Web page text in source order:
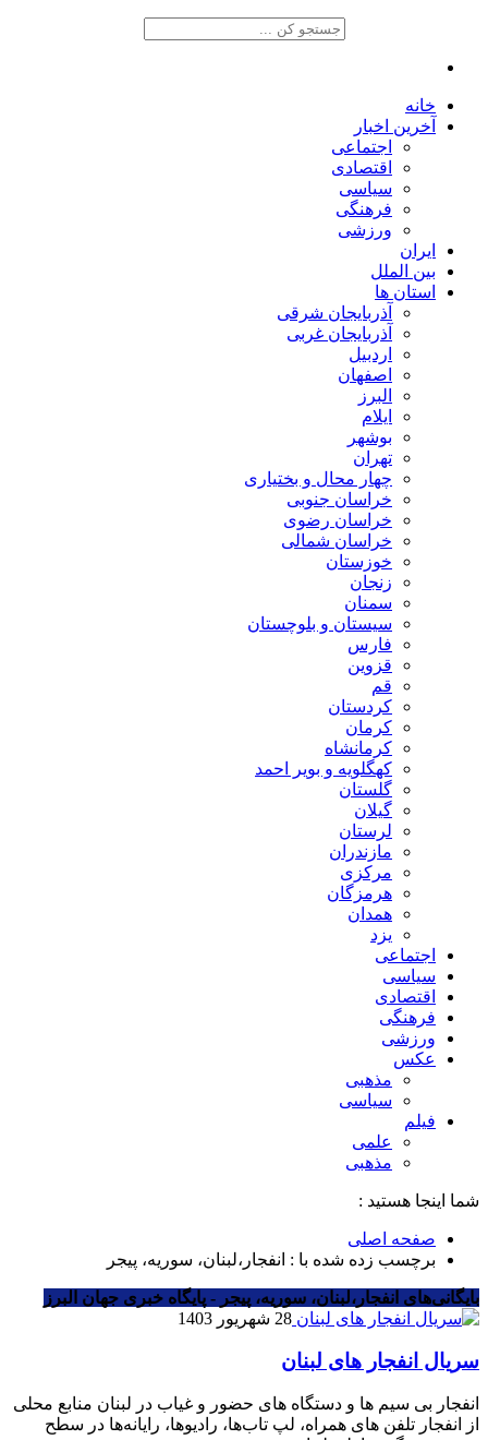
خانه
آخرین اخبار
اجتماعی
اقتصادی
سیاسی
فرهنگی
ورزشی
ایران
بین الملل
استان ها
آذربایجان شرقی
آذربایجان غربی
اردبیل
اصفهان
البرز
ایلام
بوشهر
تهران
چهار محال و بختیاری
خراسان جنوبی
خراسان رضوی
خراسان شمالی
خوزستان
زنجان
سمنان
سیستان و بلوچستان
فارس
قزوین
قم
کردستان
کرمان
کرمانشاه
کهگلویه و بویر احمد
گلستان
گیلان
لرستان
مازندران
مرکزی
هرمزگان
همدان
یزد
اجتماعی
سیاسی
اقتصادی
فرهنگی
ورزشی
عکس
مذهبی
سیاسی
فیلم
علمی
مذهبی
شما اینجا هستید :
صفحه اصلی
برچسب زده شده با : انفجار،لبنان، سوریه، پیجر
بایگانی‌های انفجار،لبنان، سوریه، پیجر - پایگاه خبری جهان البرز
28 شهریور 1403
سریال انفجار های لبنان
انفجار بی سیم ها و دستگاه های حضور و غیاب در لبنان منابع محلی
از انفجار تلفن های همراه، لپ تاب‌ها، رادیوها، رایانه‌ها در سطح